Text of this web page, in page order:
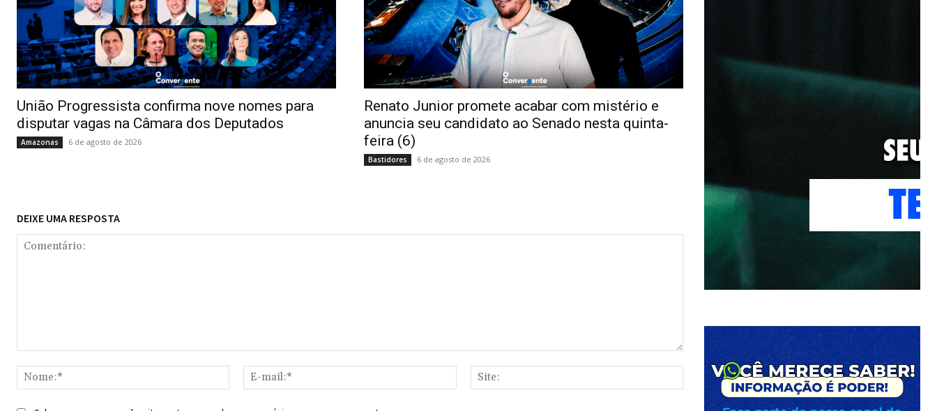
União Progressista confirma nove nomes para
disputar vagas na Câmara dos Deputados
Amazonas 6 de agosto de 2026
Renato Junior promete acabar com mistério e
anuncia seu candidato ao Senado nesta quinta-
feira (6)
Bastidores 6 de agosto de 2026
DEIXE UMA RESPOSTA
Nome:*
mail:*